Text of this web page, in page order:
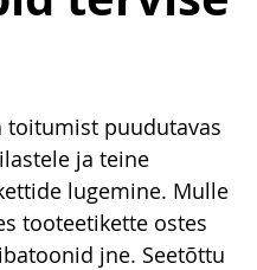
toitumist puudutavas
ja teine
lugemine. Mulle
tooteetikette ostes
jne. Seetõttu